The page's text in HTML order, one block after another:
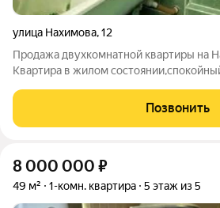
улица Нахимова,12
Продажа двухкомнатной квартиры на
Квартира в жилом
раздельный,автономное отопление, 7
необходимое для жизни 20 минут
Позвонить
8 000 000 ₽
49 м² 1-комн. квартира 5 этаж из 5